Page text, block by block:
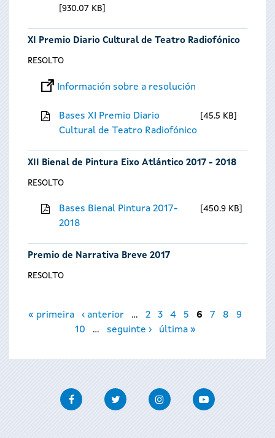
930.07 KB
XI Premio Diario Cultural de Teatro Radiofónico
RESOLTO
Información sobre a resolución
Bases XI Premio Diario
Cultural de Teatro Radiofónico
45.5 KB
XII Bienal de Pintura Eixo Atlántico 2017 - 2018
RESOLTO
Bases Bienal Pintura 2017-
2018
450.9 KB
Premio de Narrativa Breve 2017
RESOLTO
Páxinas
« primeira ‹ anterior … 2 3 4 5 6 7 8
9
10
… seguinte › última »
FacebookTwitter InstagramYoutube